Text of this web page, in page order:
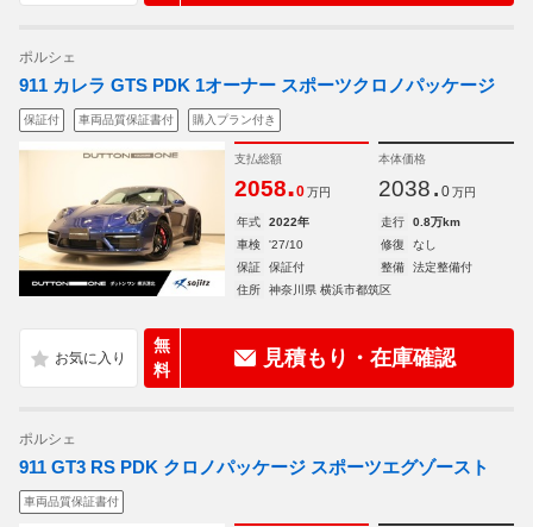
ポルシェ
911 カレラ GTS PDK 1オーナー スポーツクロノパッケージ
保証付 車両品質保証書付 購入プラン付き
支払総額
2058.0 万円
本体価格
2038. 0 万円
年式 2022年 走行
0.8万km
車検
'27/10 修復
なし
保証
保証付 整備
法定整備付
住所
神奈川県 横浜市都筑区
無
料
見積もり・在庫確認
ポルシェ
911 GT3 RS PDK クロノパッケージ スポーツエグゾースト
車両品質保証書付